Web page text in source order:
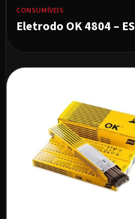
CONSUMÍVEIS
Eletrodo OK 4804 –